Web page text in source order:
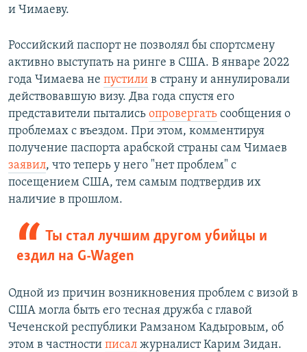
и Чимаеву.
Российский паспорт не позволял бы спортсмену
активно выступать на ринге в США. В январе 2022
года Чимаева не пустили в страну и аннулировали
действовавшую визу. Два года спустя его
представители пытались опровергать сообщения о
проблемах с въездом. При этом, комментируя
получение паспорта арабской страны сам Чимаев
заявил, что теперь у него "нет проблем" с
посещением США, тем самым подтвердив их
наличие в прошлом.
Ты стал лучшим другом убийцы и
ездил на G-Wagen
Одной из причин возникновения проблем с визой в
США могла быть его тесная дружба с главой
Чеченской республики Рамзаном Кадыровым, об
этом в частности писал журналист Карим Зидан.